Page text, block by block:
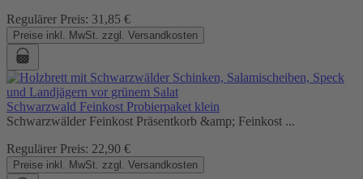
Regulärer Preis: 31,85 €
Preise inkl. MwSt. zzgl. Versandkosten
Schwarzwald Feinkost Probierpaket klein
Schwarzwälder Feinkost Präsentkorb &amp; Feinkost ...
Regulärer Preis: 22,90 €
Preise inkl. MwSt. zzgl. Versandkosten